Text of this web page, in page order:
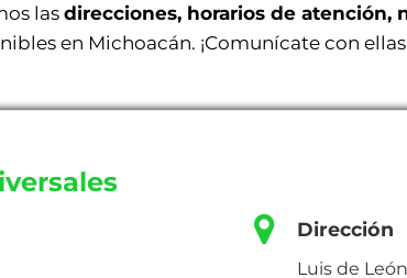
las direcciones, horarios de atención,
en Michoacán. ¡Comunícate con
Dirección
Luis de